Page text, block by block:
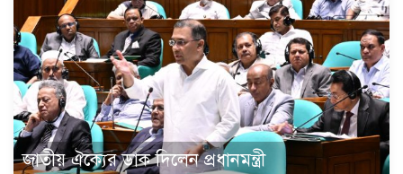
জাতীয় ঐক্যের ডাক দিলেন প্রধানমন্ত্রী